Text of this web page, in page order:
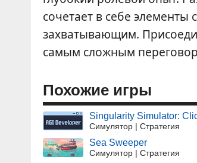
сочетает в себе элементы
захватывающим.
самым сложным
Похожие игры
Singularity Simulator:
Симулятор | Стратегия
Sea Sweeper
Симулятор | Стратегия